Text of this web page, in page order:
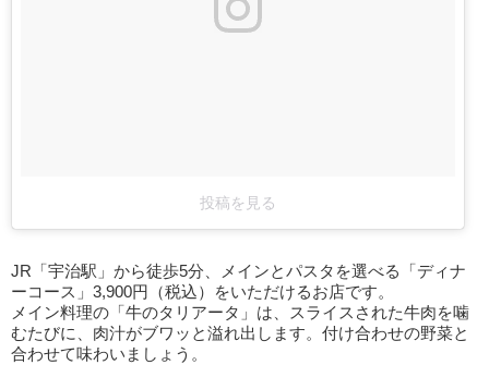
投稿を見る
JR「宇治駅」から徒歩5分、メインとパスタを選べる「ディナ
ーコース」3,900円（税込）をいただけるお店です。
メイン料理の「牛のタリアータ」は、スライスされた牛肉を噛
むたびに、肉汁がブワッと溢れ出します。付け合わせの野菜と
合わせて味わいましょう。